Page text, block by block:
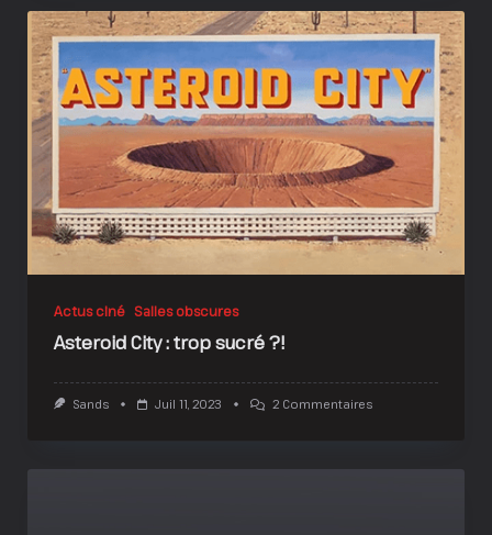
De
Bruit
Pour
?!?
Actus ciné Salles obscures
Asteroid City : trop sucré ?!
Sands Juil 11, 2023 2 CommentairesSur
Trop